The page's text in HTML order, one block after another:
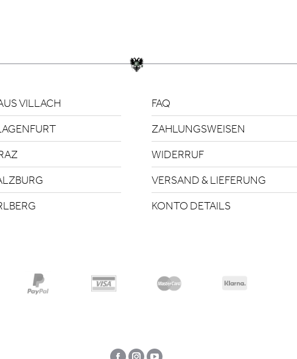
VILLACH
FAQ
ZAHLUNGSWEISEN
WIDERRUF
VERSAND & LIEFERUNG
KONTO DETAILS